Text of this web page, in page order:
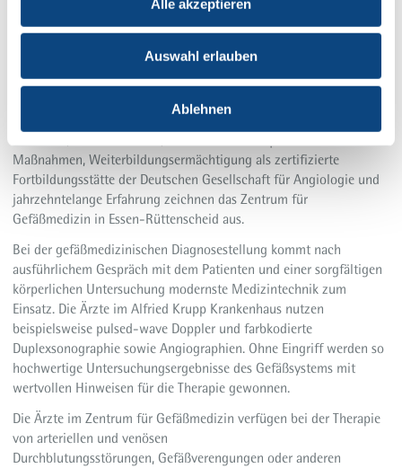
Alle akzeptieren
Auswahl erlauben
Ablehnen
Triple-zertifiziert: Von derDeutschen Gesellschaft für Angiologie
(DGA),derDeutschen Gesellschaft für Gefäßchirurgie und
und derDeutschen Röntgengesellschaft
Qualitätsauszeichnungen aller drei Fachgesellschaften.
Maßnahmen, Weiterbildungsermächtigung als zertifizierte
Fortbildungsstätte der Deutschen Gesellschaft für Angiologie und
jahrzehntelange Erfahrung zeichnen das Zentrum für
Gefäßmedizin in Essen-Rüttenscheid aus.
Bei der gefäßmedizinischen Diagnosestellung kommt nach
ausführlichem Gespräch mit dem Patienten und einer sorgfältigen
körperlichen Untersuchung modernste Medizintechnik zum
Einsatz. Die Ärzte im Alfried Krupp Krankenhaus nutzen
beispielsweise pulsed-wave Doppler und farbkodierte
Duplexsonographie sowie Angiographien. Ohne Eingriff werden so
hochwertige Untersuchungsergebnisse des Gefäßsystems mit
wertvollen Hinweisen für die Therapie gewonnen.
Die Ärzte im Zentrum für Gefäßmedizin verfügen bei der Therapie
von arteriellen und venösen
Durchblutungsstörungen, Gefäßverengungen oder anderen